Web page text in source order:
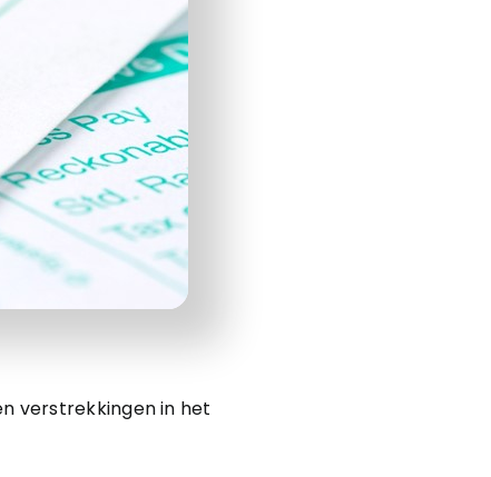
verstrekkingen in het